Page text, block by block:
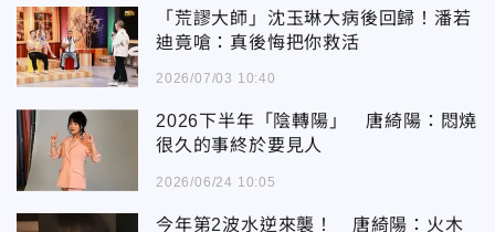
「荒謬大師」沈玉琳大病後回歸！潘若
迪竟嗆：真後悔把你救活
2026/07/03 10:40
2026下半年「陰轉陽」 唐綺陽：悶燒
很久的事終於要見人
2026/06/24 10:05
今年第2波水逆來襲！ 唐綺陽：火木